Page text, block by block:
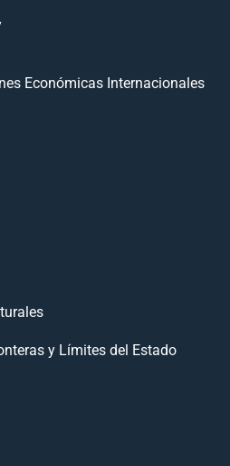
Económicas Internacionales
y Límites del Estado